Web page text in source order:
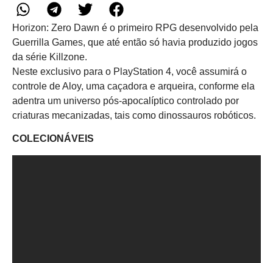
Horizon: Zero Dawn é o primeiro RPG desenvolvido pela
Guerrilla Games, que até então só havia produzido jogos
da série Killzone.
Neste exclusivo para o PlayStation 4, você assumirá o
controle de Aloy, uma caçadora e arqueira, conforme ela
adentra um universo pós-apocalíptico controlado por
criaturas mecanizadas, tais como dinossauros robóticos.
COLECIONÁVEIS